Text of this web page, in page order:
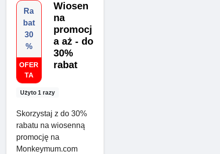
Ra
bat
30
%
OFER
TA
Użyto 1 razy
Wiosen
na
promocj
a aż - do
30%
rabat
Skorzystaj z do 30%
rabatu na wiosenną
promocję na
Monkeymum.com